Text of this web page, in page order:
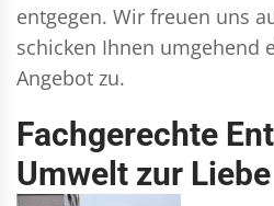
entgegen. Wir freuen uns
schicken Ihnen umgehend
Angebot zu.
Fachgerechte
Umwelt zur Liebe